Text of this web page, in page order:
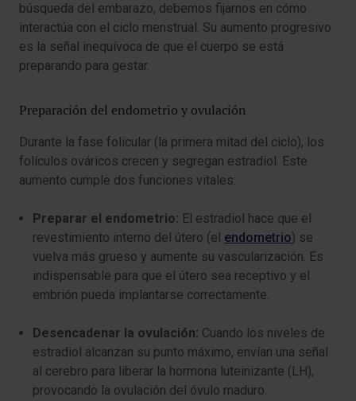
búsqueda del embarazo, debemos fijarnos en cómo
interactúa con el ciclo menstrual. Su aumento progresivo
es la señal inequívoca de que el cuerpo se está
preparando para gestar.
Preparación del endometrio y ovulación
Durante la fase folicular (la primera mitad del ciclo), los
folículos ováricos crecen y segregan estradiol. Este
aumento cumple dos funciones vitales:
Preparar el endometrio: El estradiol hace que el
revestimiento interno del útero (el endometrio) se
vuelva más grueso y aumente su vascularización. Es
indispensable para que el útero sea receptivo y el
embrión pueda implantarse correctamente.
Desencadenar la ovulación: Cuando los niveles de
estradiol alcanzan su punto máximo, envían una señal
al cerebro para liberar la hormona luteinizante (LH),
provocando la ovulación del óvulo maduro.